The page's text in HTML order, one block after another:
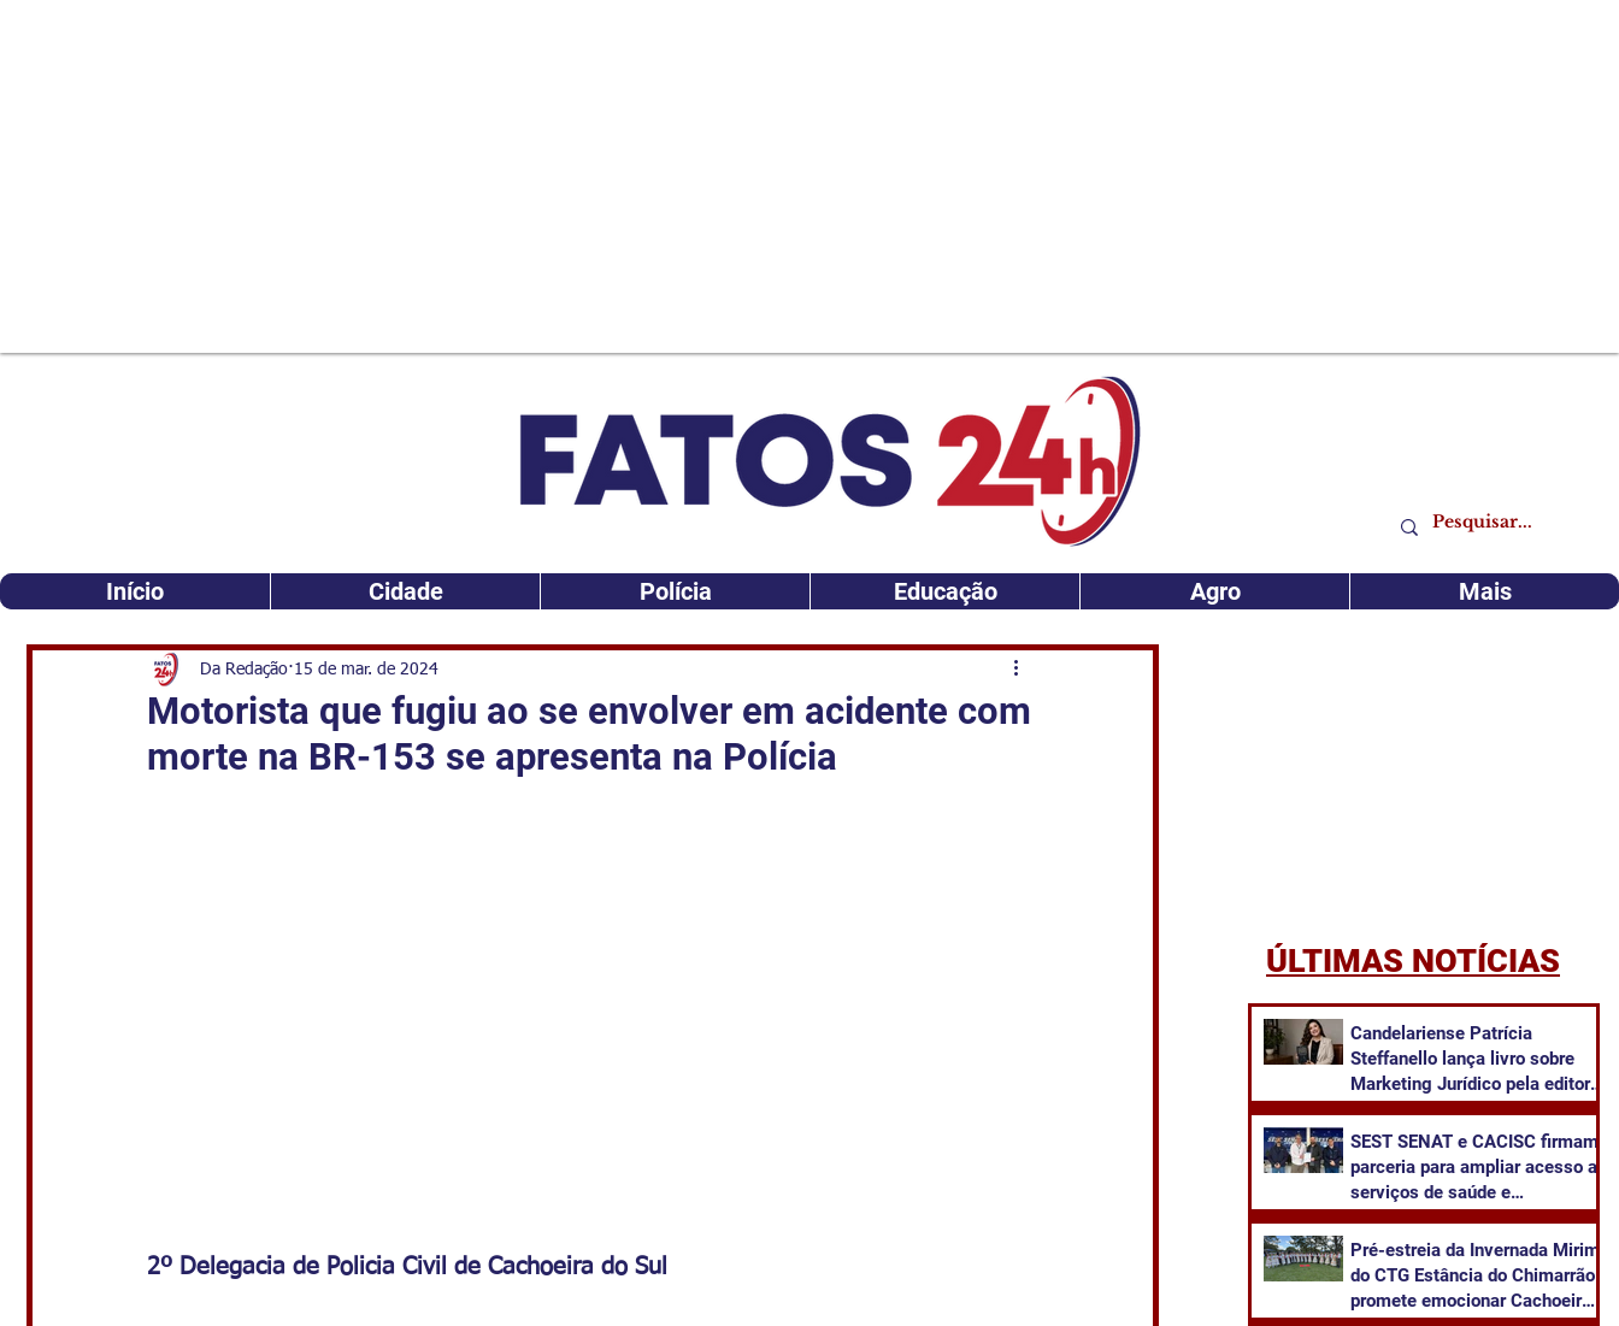
Início Cidade Polícia Educação Agro Mais
Motorista que fugiu ao se envolver em acidente com
morte na BR-153 se apresenta na Polícia
Da Redação 15 de mar. de 2024
2º Delegacia de Policia Civil de Cachoeira do Sul
ÚLTIMAS NOTÍCIAS
Candelariense Patrícia
Steffanello lança livro sobre
Marketing Jurídico pela editora
SEST SENAT e CACISC firmam
parceria para ampliar acesso a
serviços de saúde e
Pré-estreia da Invernada Mirim
do CTG Estância do Chimarrão
promete emocionar Cachoeira